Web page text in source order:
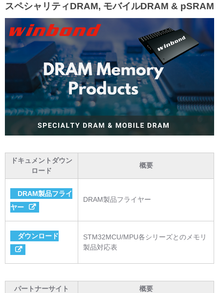
スペシャリティDRAM, モバイルDRAM & pSRAM
ドキュメントダウン
ロード
概要
DRAM製品フライ
ヤー
DRAM製品フライヤー
ダウンロード
STM32MCU/MPU各シリーズとのメモリ
製品対応表
パートナーサイト 概要